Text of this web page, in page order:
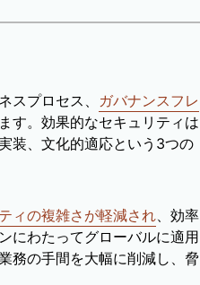
スプロセス、 ガバナンスフレ
す。効果的なセキュリティは
装、文化的適応という3つの
ィの複雑さが軽減され、効率
にわたってグローバルに適用
務の手間を大幅に削減し、脅